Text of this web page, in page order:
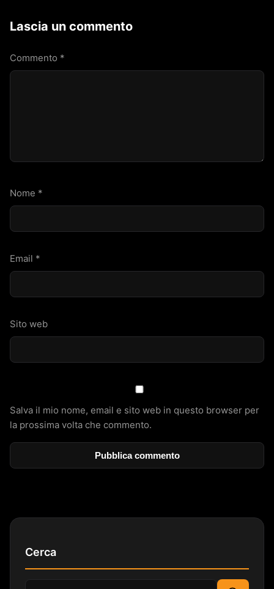
Lascia un commento
Commento *
Nome *
Email *
Sito web
Salva il mio nome, email e sito web in questo browser per
la prossima volta che commento.
Cerca
Cerca: